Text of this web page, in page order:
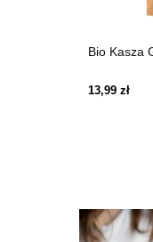
Bio Kasza
13,99 zł